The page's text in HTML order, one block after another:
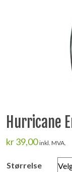
Hurricane
kr39,00 inkl. MVA.
Størrelse